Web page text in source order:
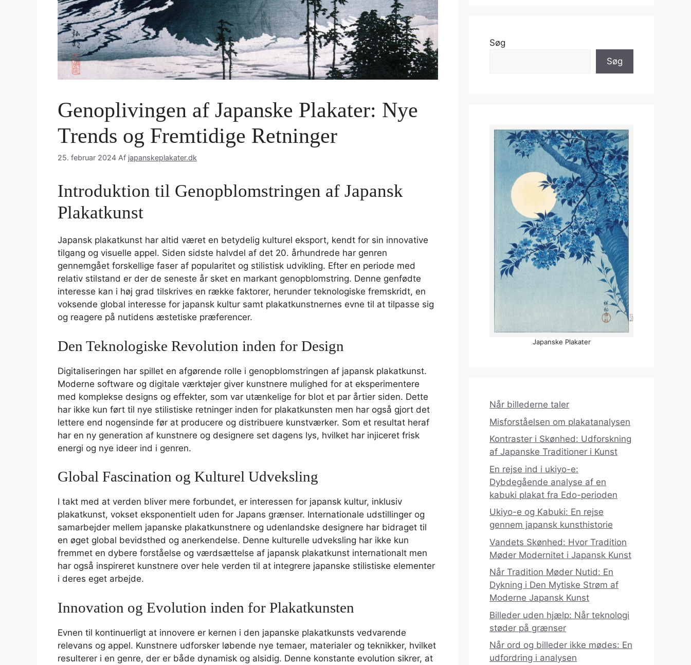
Genoplivingen af Japanske Plakater: Nye
Trends og Fremtidige Retninger
25. februar 2024 Af japanskeplakater.dk
Introduktion til Genopblomstringen af Japansk
Plakatkunst
Japansk plakatkunst har altid været en betydelig kulturel eksport, kendt for sin innovative
tilgang og visuelle appel. Siden sidste halvdel af det 20. århundrede har genren
gennemgået forskellige faser af popularitet og stilistisk udvikling. Efter en periode med
relativ stilstand er der de seneste år sket en markant genopblomstring. Denne genfødte
interesse kan i høj grad tilskrives en række faktorer, herunder teknologiske fremskridt, en
voksende global interesse for japansk kultur samt plakatkunstnernes evne til at tilpasse sig
og reagere på nutidens æstetiske præferencer.
Den Teknologiske Revolution inden for Design
Digitaliseringen har spillet en afgørende rolle i genopblomstringen af japansk plakatkunst.
Moderne software og digitale værktøjer giver kunstnere mulighed for at eksperimentere
med komplekse designs og effekter, som var utænkelige for blot et par årtier siden. Dette
har ikke kun ført til nye stilistiske retninger inden for plakatkunsten men har også gjort det
lettere end nogensinde før at producere og distribuere kunstværker. Som et resultat heraf
har en ny generation af kunstnere og designere set dagens lys, hvilket har injiceret frisk
energi og nye ideer ind i genren.
Global Fascination og Kulturel Udveksling
I takt med at verden bliver mere forbundet, er interessen for japansk kultur, inklusiv
plakatkunst, vokset eksponentielt uden for Japans grænser. Internationale udstillinger og
samarbejder mellem japanske plakatkunstnere og udenlandske designere har bidraget til
en øget global bevidsthed og anerkendelse. Denne kulturelle udveksling har ikke kun
fremmet en dybere forståelse og værdsættelse af japansk plakatkunst internationalt men
har også inspireret kunstnere over hele verden til at integrere japanske stilistiske elementer
i deres eget arbejde.
Innovation og Evolution inden for Plakatkunsten
Evnen til kontinuerligt at innovere er kernen i den japanske plakatkunsts vedvarende
relevans og appel. Kunstnere udforsker løbende nye temaer, materialer og teknikker, hvilket
resulterer i en genre, der er både dynamisk og alsidig. Denne konstante evolution sikrer, at
Søg
Søg
Japanske Plakater
Når billederne taler
Misforståelsen om plakatanalysen
Kontraster i Skønhed: Udforskning
af Japanske Traditioner i Kunst
En rejse ind i ukiyo-e:
Dybdegående analyse af en
kabuki plakat fra Edo-perioden
Ukiyo-e og Kabuki: En rejse
gennem japansk kunsthistorie
Vandets Skønhed: Hvor Tradition
Møder Modernitet i Japansk Kunst
Når Tradition Møder Nutid: En
Dykning i Den Mytiske Strøm af
Moderne Japansk Kunst
Billeder uden hjælp: Når teknologi
støder på grænser
Når ord og billeder ikke mødes: En
udfordring i analysen